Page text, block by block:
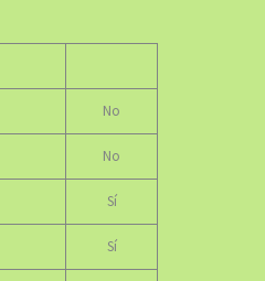
No
No
Sí
Sí